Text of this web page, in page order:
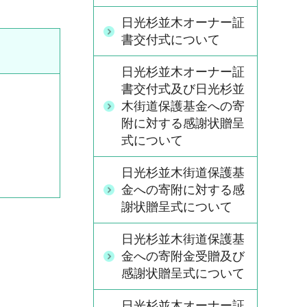
日光杉並木オーナー証
書交付式について
日光杉並木オーナー証
書交付式及び日光杉並
木街道保護基金への寄
附に対する感謝状贈呈
式について
日光杉並木街道保護基
金への寄附に対する感
謝状贈呈式について
日光杉並木街道保護基
金への寄附金受贈及び
感謝状贈呈式について